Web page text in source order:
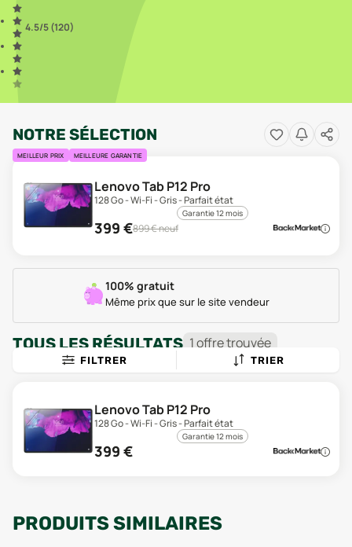
4.5/5 (120)
NOTRE SÉLECTION
MEILLEUR PRIX MEILLEURE GARANTIE
Lenovo Tab P12 Pro
128 Go - Wi-Fi - Gris - Parfait état
Garantie 12 mois
399 €899€ neuf
100% gratuit
Même prix que sur le site vendeur
TOUS LES RÉSULTATS 1offretrouvée
FILTRER TRIER
Lenovo Tab P12 Pro
128 Go - Wi-Fi - Gris - Parfait état
Garantie 12 mois
399 €
PRODUITS SIMILAIRES